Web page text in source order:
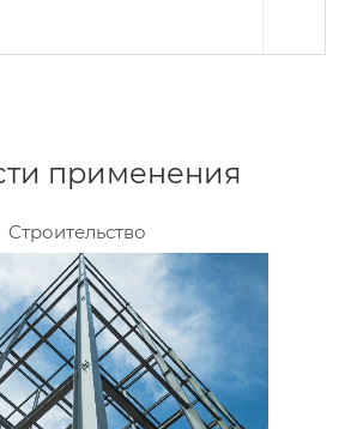
применения
Строительство